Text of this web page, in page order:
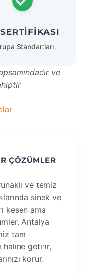
Standartları
ve
ÇÖZÜMLER
ve temiz
sinek ve
kesen ama
Antalya
tam
haline getirir,
korur.